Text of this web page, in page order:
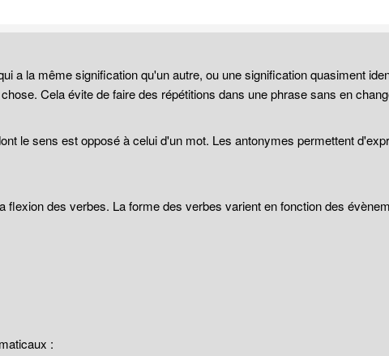
a la même signification qu'un autre, ou une signification quasiment
Cela évite de faire des répétitions dans une phrase sans en
le sens est opposé à celui d'un mot. Les antonymes permettent
des verbes. La forme des verbes varient en fonction des
: